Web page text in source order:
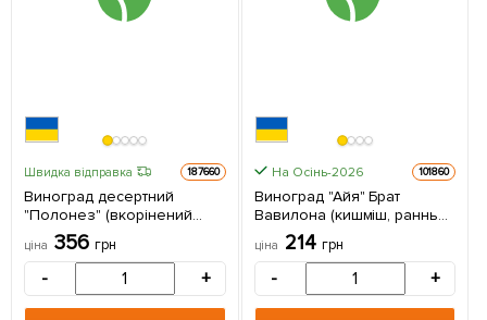
Швидка відправка 187660
Виноград десертний
"Полонез" (вкорінений
саджанець у контейнері) 1
саджанець в упаковці
ціна 356 грн
- +
На Осінь-2026 101860
Виноград "Айя" Брат
Вавилона (кишміш, ранньо-
середній термін
дозрівання) 1 саджанець в
ціна 214 грн
- +